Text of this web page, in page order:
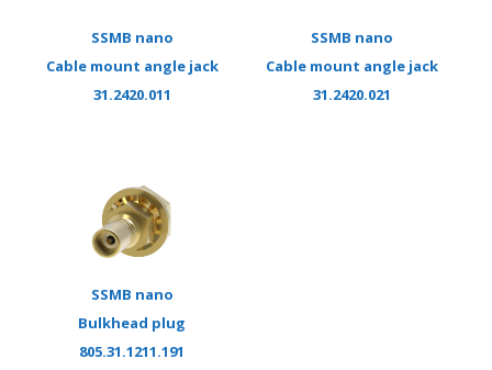
SSMB nano
Cable mount angle jack
31.2420.011
SSMB nano
Cable mount angle jack
31.2420.021
SSMB nano
Bulkhead plug
805.31.1211.191